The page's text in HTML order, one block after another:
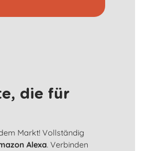
die für
Markt! Vollständig
Alexa. Verbinden